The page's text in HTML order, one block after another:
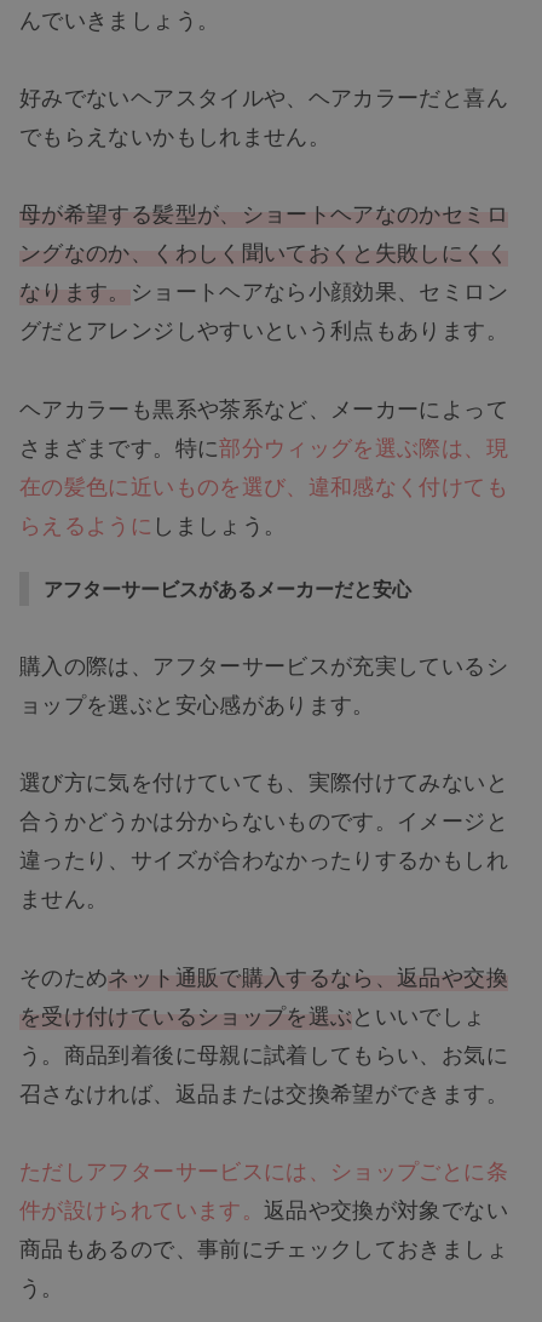
んでいきましょう。
好みでないヘアスタイルや、ヘアカラーだと喜ん
でもらえないかもしれません。
母が希望する髪型が、ショートヘアなのかセミロ
ングなのか、くわしく聞いておくと失敗しにくく
なります。 ショートヘアなら小顔効果、セミロン
グだとアレンジしやすいという利点もあります。
ヘアカラーも黒系や茶系など、メーカーによって
さまざまです。特に部分ウィッグを選ぶ際は、現
在の髪色に近いものを選び、違和感なく付けても
らえるように しましょう。
アフターサービスがあるメーカーだと安心
購入の際は、アフターサービスが充実しているシ
ョップを選ぶと安心感があります。
選び方に気を付けていても、実際付けてみないと
合うかどうかは分からないものです。イメージと
違ったり、サイズが合わなかったりするかもしれ
ません。
そのためネット通販で購入するなら、返品や交換
を受け付けているショップを選ぶといいでしょ
う。商品到着後に母親に試着してもらい、お気に
召さなければ、返品または交換希望ができます。
ただしアフターサービスには、ショップごとに条
件が設けられています。 返品や交換が対象でない
商品もあるので、事前にチェックしておきましょ
う。